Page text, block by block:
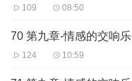
109 08:50
124 10:59